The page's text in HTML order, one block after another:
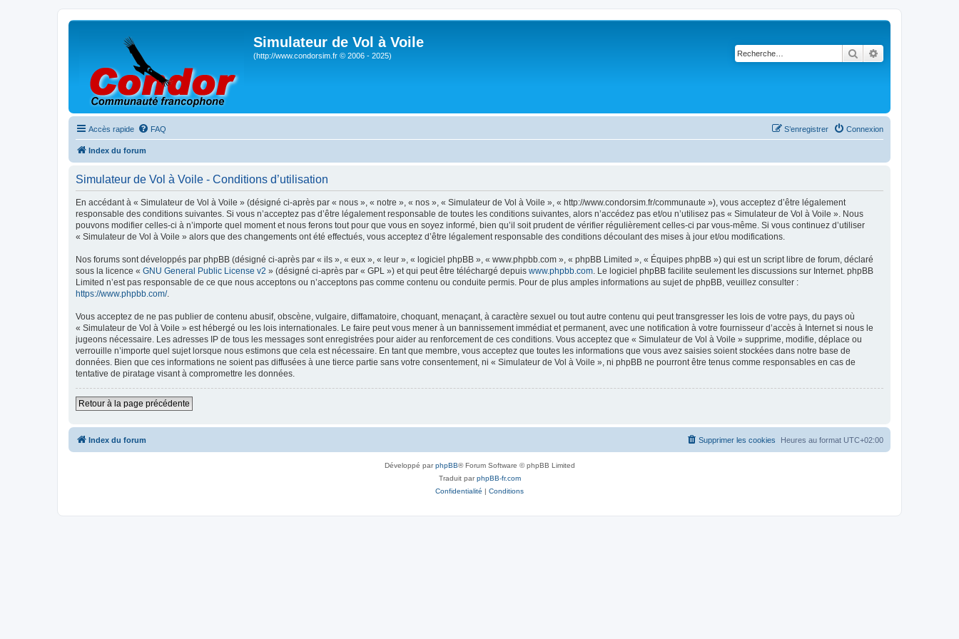
Simulateur de Vol à Voile
(http://www.condorsim.fr © 2006 - 2025) Rechercher
Accès rapide FAQ Connexion
S’enregistrer
Index du forum
Simulateur de Vol à Voile - Conditions d’utilisation
En accédant à « Simulateur de Vol à Voile » (désigné ci-après par « nous », « notre », « nos », « Simulateur de Vol à Voile », « http://www.condorsim.fr/communaute »), vous acceptez d’être légalement
responsable des conditions suivantes. Si vous n’acceptez pas d’être légalement responsable de toutes les conditions suivantes, alors n’accédez pas et/ou n’utilisez pas « Simulateur de Vol à Voile ». Nous
pouvons modifier celles-ci à n’importe quel moment et nous ferons tout pour que vous en soyez informé, bien qu’il soit prudent de vérifier régulièrement celles-ci par vous-même. Si vous continuez d’utiliser
« Simulateur de Vol à Voile » alors que des changements ont été effectués, vous acceptez d’être légalement responsable des conditions découlant des mises à jour et/ou modifications.
Nos forums sont développés par phpBB (désigné ci-après par « ils », « eux », « leur », « logiciel phpBB », « www.phpbb.com », « phpBB Limited », « Équipes phpBB ») qui est un script libre de forum, déclaré
sous la licence « GNU General Public License v2 » (désigné ci-après par « GPL ») et qui peut être téléchargé depuis www.phpbb.com. Le logiciel phpBB facilite seulement les discussions sur Internet. phpBB
Limited n’est pas responsable de ce que nous acceptons ou n’acceptons pas comme contenu ou conduite permis. Pour de plus amples informations au sujet de phpBB, veuillez consulter :
https://www.phpbb.com/.
Vous acceptez de ne pas publier de contenu abusif, obscène, vulgaire, diffamatoire, choquant, menaçant, à caractère sexuel ou tout autre contenu qui peut transgresser les lois de votre pays, du pays où
« Simulateur de Vol à Voile » est hébergé ou les lois internationales. Le faire peut vous mener à un bannissement immédiat et permanent, avec une notification à votre fournisseur d’accès à Internet si nous le
jugeons nécessaire. Les adresses IP de tous les messages sont enregistrées pour aider au renforcement de ces conditions. Vous acceptez que « Simulateur de Vol à Voile » supprime, modifie, déplace ou
verrouille n’importe quel sujet lorsque nous estimons que cela est nécessaire. En tant que membre, vous acceptez que toutes les informations que vous avez saisies soient stockées dans notre base de
données. Bien que ces informations ne soient pas diffusées à une tierce partie sans votre consentement, ni « Simulateur de Vol à Voile », ni phpBB ne pourront être tenus comme responsables en cas de
tentative de piratage visant à compromettre les données.
Retour à la page précédente
Index du forum Heures au format UTC+02:00
Supprimer les cookies
Développé parphpBB® Forum Software © phpBB Limited
Traduit parphpBB-fr.com
Confidentialité | Conditions